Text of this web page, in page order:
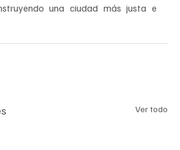
una ciudad más justa e
Ver todo